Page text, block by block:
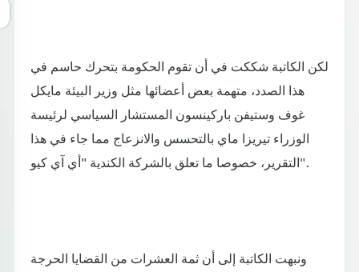
لكن الكاتبة شككت في أن تقوم الحكومة بتحرك حاسم في
هذا الصدد، متهمة بعض أعضائها مثل وزير البيئة مايكل
غوف وستيفن باركينسون المستشار السياسي لرئيسة
الوزراء تيريزا ماي بالتحسس والانزعاج مما جاء في هذا
التقرير، خصوصا ما تعلق بالشركة الكندية "أي آي كيو".
ونبهت الكاتبة إلى أن ثمة العشرات من القضايا الحرجة